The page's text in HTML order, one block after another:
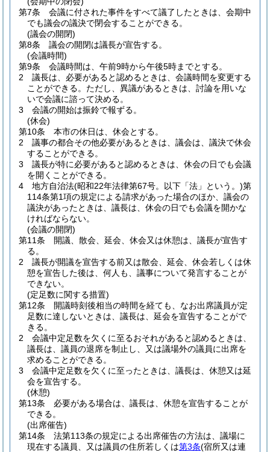
第7条
会議に付された事件をすべて議了したときは、会期中
でも議会の議決で閉会することができる。
(議会の開閉)
第8条
議会の開閉は議長が宣告する。
(会議時間)
第9条
会議時間は、午前9時から午後5時までとする。
2
議長は、必要があると認めるときは、会議時間を変更する
ことができる。 ただし、異議があるときは、討論を用いな
いで会議に諮って決める。
3
会議の開始は振鈴で報ずる。
(休会)
第10条
本市の休日は、休会とする。
2
議事の都合その他必要があるときは、議会は、議決で休会
することができる。
3
議長が特に必要があると認めるときは、休会の日でも会議
を開くことができる。
4
地方自治法(昭和22年法律第67号。以下「法」という。)第
114条第1項の規定による請求があった場合のほか、議会の
議決があったときは、議長は、休会の日でも会議を開かな
ければならない。
(会議の開閉)
第11条
開議、散会、延会、休会又は休憩は、議長が宣告す
る。
2
議長が開議を宣告する前又は散会、延会、休会若しくは休
憩を宣告した後は、何人も、議事について発言することが
できない。
(定足数に関する措置)
第12条
開議時刻後相当の時間を経ても、なお出席議員が定
足数に達しないときは、議長は、延会を宣告することがで
きる。
2
会議中定足数を欠くに至るおそれがあると認めるときは、
議長は、議員の退席を制止し、又は議場外の議員に出席を
求めることができる。
3
会議中定足数を欠くに至ったときは、議長は、休憩又は延
会を宣告する。
(休憩)
第13条
必要がある場合は、議長は、休憩を宣告することが
できる。
(出席催告)
第14条
法第113条の規定による出席催告の方法は、議場に
現在する議員、又は議員の住所若しくは第3条(宿所又は連